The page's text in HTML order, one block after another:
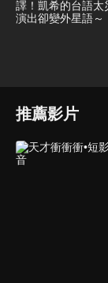
推薦影片